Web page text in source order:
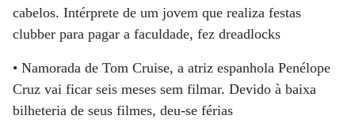
cabelos. Intérprete de um jovem que realiza festas
clubber para pagar a faculdade, fez dreadlocks
• Namorada de Tom Cruise, a atriz espanhola Penélope
Cruz vai ficar seis meses sem filmar. Devido à baixa
bilheteria de seus filmes, deu-se férias